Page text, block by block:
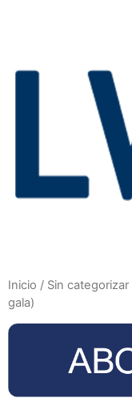
Inicio / Sin categorizar
gala)